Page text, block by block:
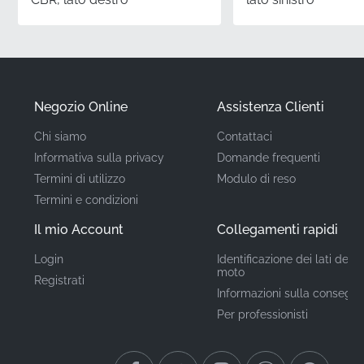
ad applicarla.
Numero Parte
(MPN)
Posizione di
Montaggio
Tipo Adesivo Logo
Adesivo in vinile
Quando scegli questa autentica grafica
Negozio Online
Chi siamo
Informativa sulla privacy
Termini di utilizzo
Termini e condizioni
Il mio Account
Login
Registrati
Assistenza Clienti
Contattaci
Domande frequenti
Modulo di reso
Collegamenti rapidi
Identificazione dei lati della
moto
Informazioni sulla
Per professionisti